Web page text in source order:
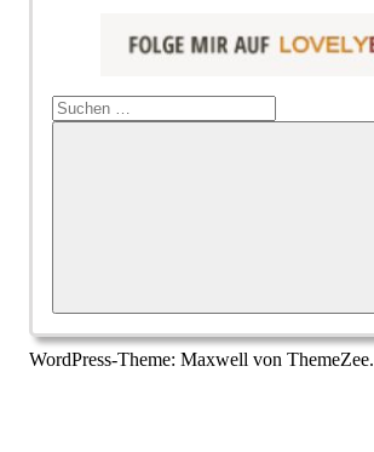
Suchen
nach:
Suchen
WordPress-Theme: Maxwell von ThemeZee.